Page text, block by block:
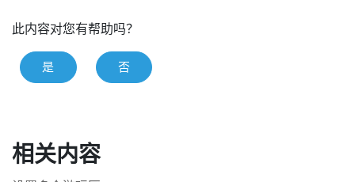
此内容对您有帮助吗？
是 否
相关内容